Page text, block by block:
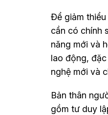
Để giảm
cần có chính
năng mới và
lao động,
nghệ mới và
Bản thân
gồm tư duy